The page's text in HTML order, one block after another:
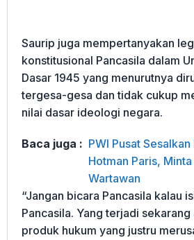
Saurip juga mempertanyakan
konstitusional Pancasila dalam
Dasar 1945 yang menurutnya
tergesa-gesa dan tidak cukup
nilai dasar ideologi negara.
Baca juga : PWI Pusat
Hotman Paris,
Wartawan
“Jangan bicara Pancasila kalau
Pancasila. Yang terjadi
produk hukum yang justru